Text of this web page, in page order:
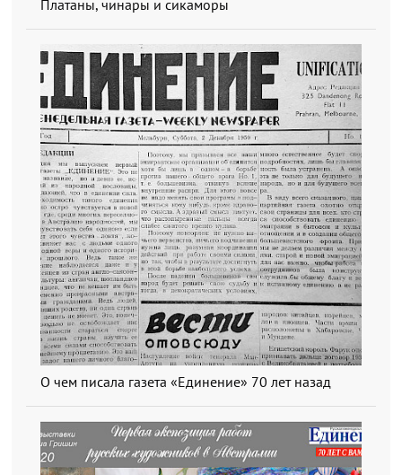
Платаны, чинары и сикаморы
О чем писала газета «Единение» 70 лет назад